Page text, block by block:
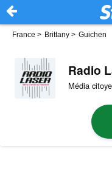
France > Brittany > Guichen
Radio
Média